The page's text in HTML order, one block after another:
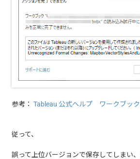
参考： Tableau 公式ヘルプ ワークブッ
従って、
誤って上位バージョンで保存してしまい